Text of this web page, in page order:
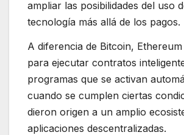
ampliar las posibilidades del uso
tecnología más allá de los pagos.
A diferencia de Bitcoin,
para ejecutar contratos
programas que se activan
cuando se cumplen ciertas
dieron origen a un amplio
aplicaciones descentralizadas.